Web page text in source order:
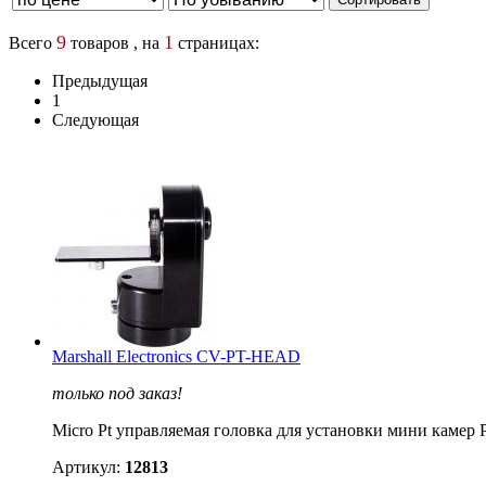
Всего 9 товаров , на 1 страницах:
Предыдущая
1
Следующая
Marshall Electronics CV-PT-HEAD
только под заказ!
Micro Pt управляемая головка для установки мини камер
Артикул: 12813